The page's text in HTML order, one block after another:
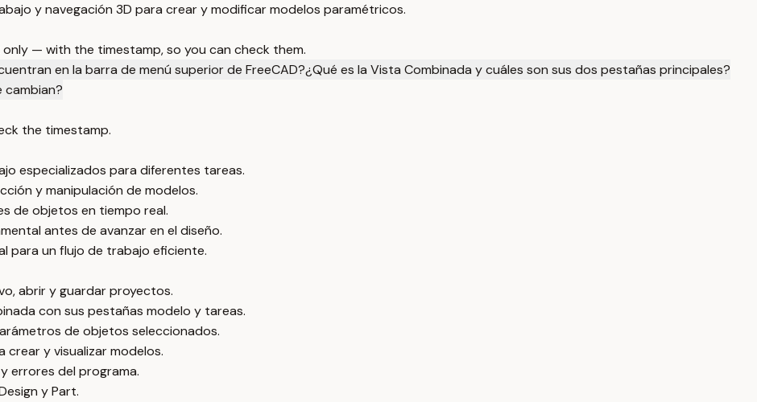
y navegación 3D para crear y modificar modelos paramétricos.
— with the timestamp, so you can check them.
en la barra de menú superior de FreeCAD?¿Qué es la Vista Combinada y cuáles son sus dos pestañas principales?
cambian?
the timestamp.
especializados para diferentes tareas.
y manipulación de modelos.
de objetos en tiempo real.
antes de avanzar en el diseño.
para un flujo de trabajo eficiente.
abrir y guardar proyectos.
con sus pestañas modelo y tareas.
de objetos seleccionados.
crear y visualizar modelos.
errores del programa.
y Part.